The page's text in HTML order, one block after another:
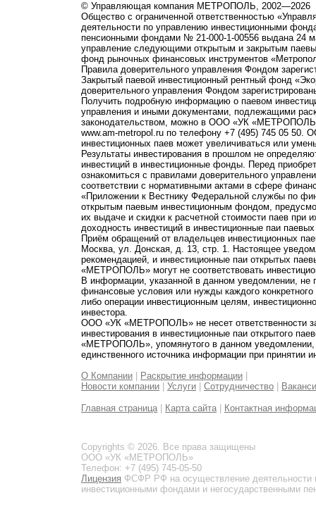
© Управляющая компания МЕТРОПОЛЬ, 2002—2026
Общество с ограниченной ответственностью
деятельности по управлению инвестиционными
пенсионными фондами № 21-000-1-00556 выдана 24
управление следующими открытым и закрытым
фонд рыночных финансовых инструментов
Правила доверительного управления Фондом
Закрытый паевой инвестиционный рентный фонд
доверительного управления Фондом
Получить подробную информацию о паевом
управления и иными документами, подлежащими
законодательством, можно в ООО «УК
www.am-metropol.ru по телефону +7 (495) 745 05
инвестиционных паев может увеличиваться или
Результаты инвестирования в прошлом не
инвестиций в инвестиционные фонды. Перед
ознакомиться с правилами доверительного
соответствии с нормативными актами в сфере
«Приложении к Вестнику Федеральной службы по
открытым паевым инвестиционным фондом,
их выдаче и скидки к расчетной стоимости паев при
доходность инвестиций в инвестиционные паи
Приём обращений от владельцев инвестиционных
Москва, ул. Донская, д. 13, стр. 1. Настоящее
рекомендацией, и инвестиционные паи открытых
«МЕТРОПОЛЬ» могут не соответствовать
В информации, указанной в данном уведомлении,
финансовые условия или нужды каждого
либо операции инвестиционным целям,
инвестора.
ООО «УК «МЕТРОПОЛЬ» не несет ответственности
инвестирования в инвестиционные паи открытого
«МЕТРОПОЛЬ», упомянутого в данном уведомлении,
единственного источника информации при принятии
О Компании
Раскрытие информации
Новости компании
Услуги Сотрудничество
Главная страница Карта сайта Контактная
Copyrights © 2026. Все права защищены
ООО «УК «МЕТРОПОЛЬ»
Телефон: +7 (495) 745-05-50
Лицензия ФСФР РФ на осуществление
инвестиционными фондами и негосударственными